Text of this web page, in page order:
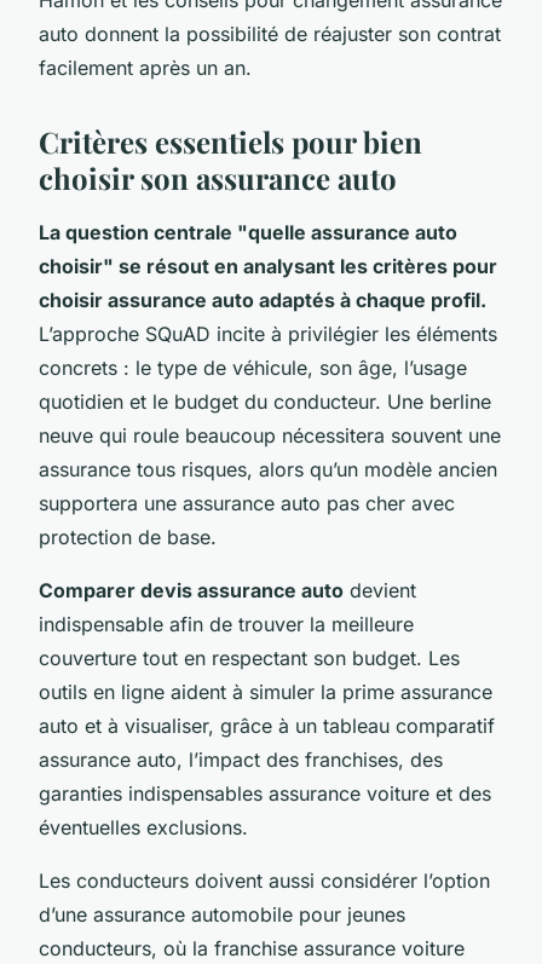
auto donnent la possibilité de réajuster son contrat
facilement après un an.
Critères essentiels pour bien
choisir son assurance auto
La question centrale "quelle assurance auto
choisir" se résout en analysant les critères pour
choisir assurance auto adaptés à chaque profil.
L’approche SQuAD incite à privilégier les éléments
concrets : le type de véhicule, son âge, l’usage
quotidien et le budget du conducteur. Une berline
neuve qui roule beaucoup nécessitera souvent une
assurance tous risques, alors qu’un modèle ancien
supportera une assurance auto pas cher avec
protection de base.
Comparer devis assurance auto devient
indispensable afin de trouver la meilleure
couverture tout en respectant son budget. Les
outils en ligne aident à simuler la prime assurance
auto et à visualiser, grâce à un tableau comparatif
assurance auto, l’impact des franchises, des
garanties indispensables assurance voiture et des
éventuelles exclusions.
Les conducteurs doivent aussi considérer l’option
d’une assurance automobile pour jeunes
conducteurs, où la franchise assurance voiture